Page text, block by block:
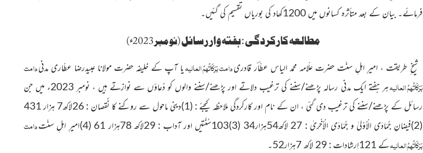
فرمائے۔ بیان کے بعد متأثرہکسانوں میں 1200کھاد کی بوریاں تقسیم کی گئیں۔
مطالعہ کارکردگی : ہفتہ وار رسائل(نومبر2023ء)
شیخ ِ طریقت ، امیرِ اہلِ سنّت حضرت علّامہ محمد الیاس عطّاؔر قادریدامت بَرَکَاتُہمُ العالیہیا آپ کے خلیفہ حضرت مولانا عبیدرضا عطّاری مدنیدامت
بَرَکَاتُہمُ العالیہہر ہفتے ایک مدنی رسالہ پڑھنے/سننے کی ترغیب دلاتے اور پڑھنے/سننے والوں کو دُعاؤں سے نوازتے ہیں ، نومبر 2023ء میں جن
رسائل کے پڑھنے/سننے کی ترغیب دی گئی ، ان کے نام اور کارکردگی ملاحظہ کیجئے : (1)دینی ماحول سے روکنے کا نُقصان : 26لاکھ7 ہزار 431
(2)فیضانِ جُمَادَی الْاُوْلیٰ و جُمَادَی الْاُخْریٰ : 27 لاکھ54ہزار34
(3)103سُنّتیں اور آداب : 29لاکھ 78ہزار 61 (4)امیرِ اہلِ سنّت
دامت
بَرَکَاتُہمُ العالیہکے 121اِرشادات : 29 لاکھ 7ہزار52۔